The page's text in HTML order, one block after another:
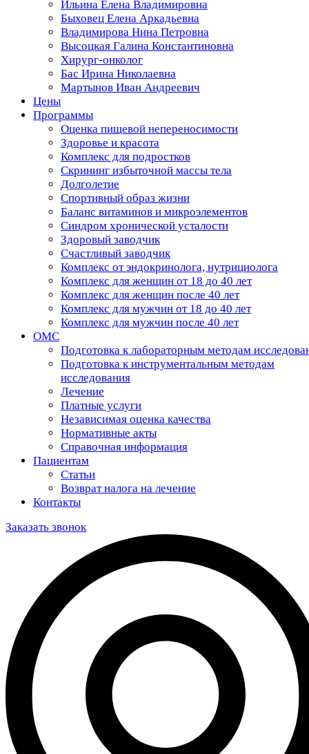
Ильина Елена Владимировна
Быховец Елена Аркадьевна
Владимирова Нина Петровна
Высоцкая Галина Константиновна
Хирург-онколог
Бас Ирина Николаевна
Мартынов Иван Андреевич
Цены
Программы
Оценка пищевой непереносимости
Здоровье и красота
Комплекс для подростков
Скрининг избыточной массы тела
Долголетие
Спортивный образ жизни
Баланс витаминов и микроэлементов
Синдром хронической усталости
Здоровый заводчик
Счастливый заводчик
Комплекс от эндокринолога, нутрициолога
Комплекс для женщин от 18 до 40 лет
Комплекс для женщин после 40 лет
Комплекс для мужчин от 18 до 40 лет
Комплекс для мужчин после 40 лет
ОМС
Подготовка к лабораторным методам
Подготовка к инструментальным методам
исследования
Лечение
Платные услуги
Независимая оценка качества
Нормативные акты
Справочная информация
Пациентам
Статьи
Возврат налога на лечение
Контакты
Заказать звонок